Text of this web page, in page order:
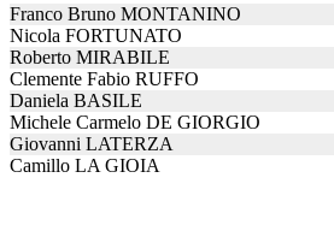
Franco Bruno MONTANINO
Nicola FORTUNATO
Roberto MIRABILE
Clemente Fabio RUFFO
Daniela BASILE
Michele Carmelo DE GIORGIO
Giovanni LATERZA
Camillo LA GIOIA